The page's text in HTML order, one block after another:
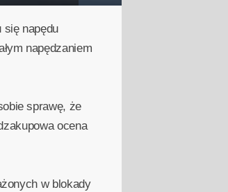
się napędu
napędzaniem
sprawę, że
ocena
w blokady